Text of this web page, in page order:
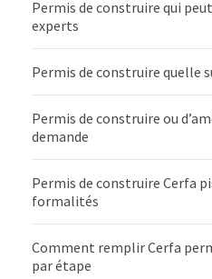
Permis de construire qui
experts
Permis de construire quelle
Permis de construire ou
demande
Permis de construire Cerfa
formalités
Comment remplir Cerfa
par étape